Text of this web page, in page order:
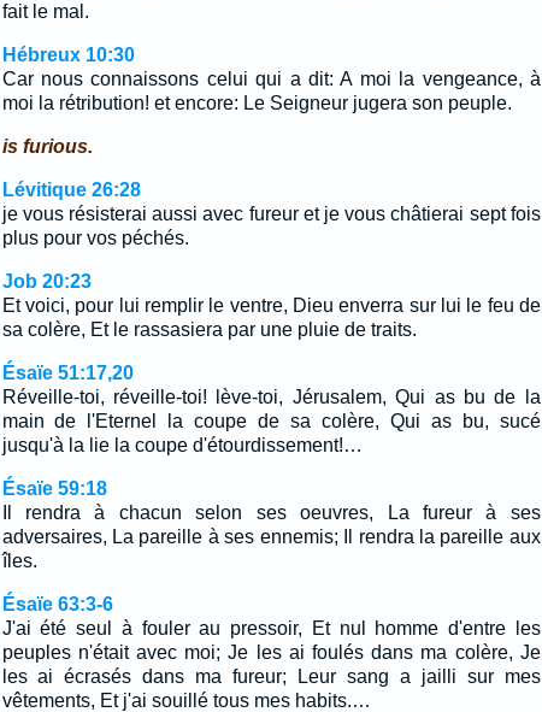
fait le mal.
Hébreux 10:30
Car nous connaissons celui qui a dit: A moi la vengeance, à
moi la rétribution! et encore: Le Seigneur jugera son peuple.
is furious.
Lévitique 26:28
je vous résisterai aussi avec fureur et je vous châtierai sept fois
plus pour vos péchés.
Job 20:23
Et voici, pour lui remplir le ventre, Dieu enverra sur lui le feu de
sa colère, Et le rassasiera par une pluie de traits.
Ésaïe 51:17,20
Réveille-toi, réveille-toi! lève-toi, Jérusalem, Qui as bu de la
main de l'Eternel la coupe de sa colère, Qui as bu, sucé
jusqu'à la lie la coupe d'étourdissement!…
Ésaïe 59:18
Il rendra à chacun selon ses oeuvres, La fureur à ses
adversaires, La pareille à ses ennemis; Il rendra la pareille aux
îles.
Ésaïe 63:3-6
J'ai été seul à fouler au pressoir, Et nul homme d'entre les
peuples n'était avec moi; Je les ai foulés dans ma colère, Je
les ai écrasés dans ma fureur; Leur sang a jailli sur mes
vêtements, Et j'ai souillé tous mes habits.…